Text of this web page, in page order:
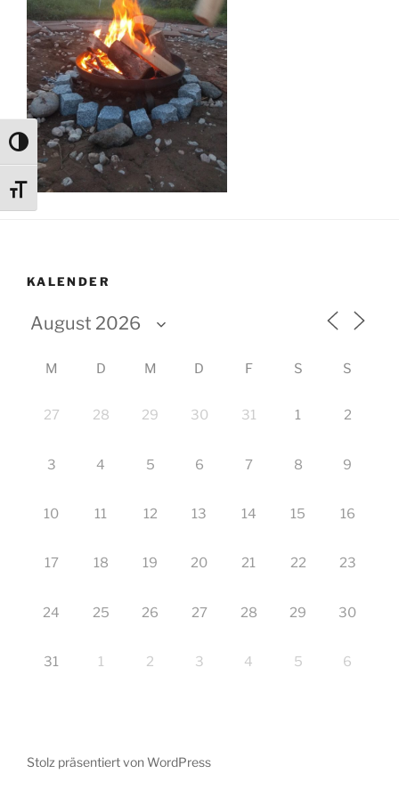
Umschalten auf hohe Kontraste
Schrift vergrößern
KALENDER
M D M D F S S
27 28 29 30 31 1 2
3 4 5 6 7 8 9
10 11 12 13 14 15 16
17 18 19 20 21 22 23
24 25 26 27 28 29 30
31 1 2 3 4 5 6
Stolz präsentiert von WordPress